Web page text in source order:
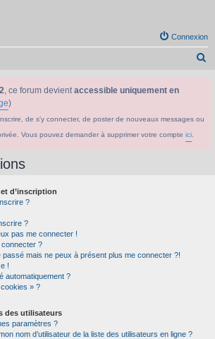
Connexion
, ce forum devientaccessible uniquement en
)
de s'y connecter, de poster de nouveaux messages ou
Vous pouvez demander à supprimer votre compte ici
d’inscription
?
?
pas me connecter !
connecter ?
passé mais ne peux à présent plus me connecter ?!
!
automatiquement ?
» ?
des utilisateurs
paramètres ?
nom d’utilisateur de la liste des utilisateurs en ligne ?